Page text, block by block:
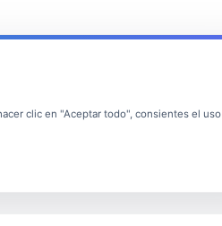
clic en "Aceptar todo", consientes el uso